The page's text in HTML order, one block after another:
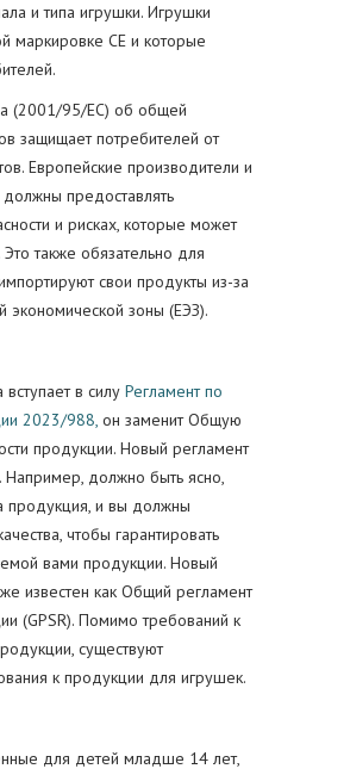
и типа игрушки. Игрушки
маркировке CE и которые
(2001/95/EC) об общей
защищает потребителей от
Европейские производители и
предоставлять
и рисках, которые может
также обязательно для
свои продукты из-за
экономической зоны (ЕЭЗ).
в силу Регламент по
2023/988, он заменит Общую
продукции. Новый регламент
Например, должно быть ясно,
продукция, и вы должны
чтобы гарантировать
вами продукции. Новый
известен как Общий регламент
(GPSR). Помимо требований к
существуют
к продукции для игрушек.
для детей младше 14 лет,